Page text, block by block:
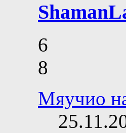
6
8
Мяучио